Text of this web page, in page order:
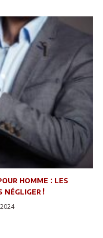
homme : les
négliger !